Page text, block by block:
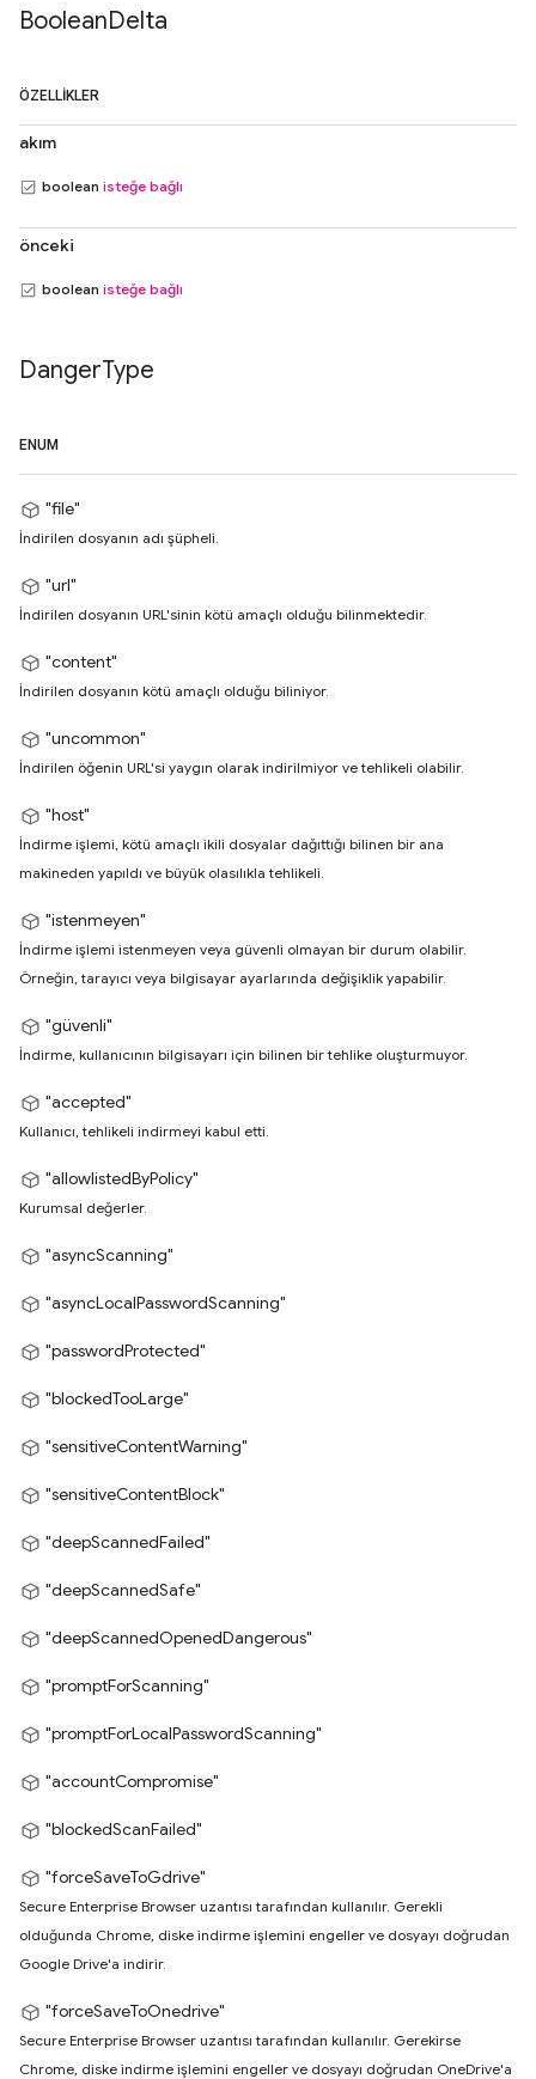
BooleanDelta
ÖZELLIKLER
akım
boolean isteğe bağlı
önceki
boolean isteğe bağlı
DangerType
ENUM
"file"
İndirilen dosyanın adı şüpheli.
"url"
İndirilen dosyanın URL'sinin kötü amaçlı olduğu bilinmektedir.
"content"
İndirilen dosyanın kötü amaçlı olduğu biliniyor.
"uncommon"
İndirilen öğenin URL'si yaygın olarak indirilmiyor ve tehlikeli olabilir.
"host"
İndirme işlemi, kötü amaçlı ikili dosyalar dağıttığı bilinen bir ana
makineden yapıldı ve büyük olasılıkla tehlikeli.
"istenmeyen"
İndirme işlemi istenmeyen veya güvenli olmayan bir durum olabilir.
Örneğin, tarayıcı veya bilgisayar ayarlarında değişiklik yapabilir.
"güvenli"
İndirme, kullanıcının bilgisayarı için bilinen bir tehlike oluşturmuyor.
"accepted"
Kullanıcı, tehlikeli indirmeyi kabul etti.
"allowlistedByPolicy"
Kurumsal değerler.
"asyncScanning"
"asyncLocalPasswordScanning"
"passwordProtected"
"blockedTooLarge"
"sensitiveContentWarning"
"sensitiveContentBlock"
"deepScannedFailed"
"deepScannedSafe"
"deepScannedOpenedDangerous"
"promptForScanning"
"promptForLocalPasswordScanning"
"accountCompromise"
"blockedScanFailed"
"forceSaveToGdrive"
Secure Enterprise Browser uzantısı tarafından kullanılır. Gerekli
olduğunda Chrome, diske indirme işlemini engeller ve dosyayı doğrudan
Google Drive'a indirir.
"forceSaveToOnedrive"
Secure Enterprise Browser uzantısı tarafından kullanılır. Gerekirse
Chrome, diske indirme işlemini engeller ve dosyayı doğrudan OneDrive'a